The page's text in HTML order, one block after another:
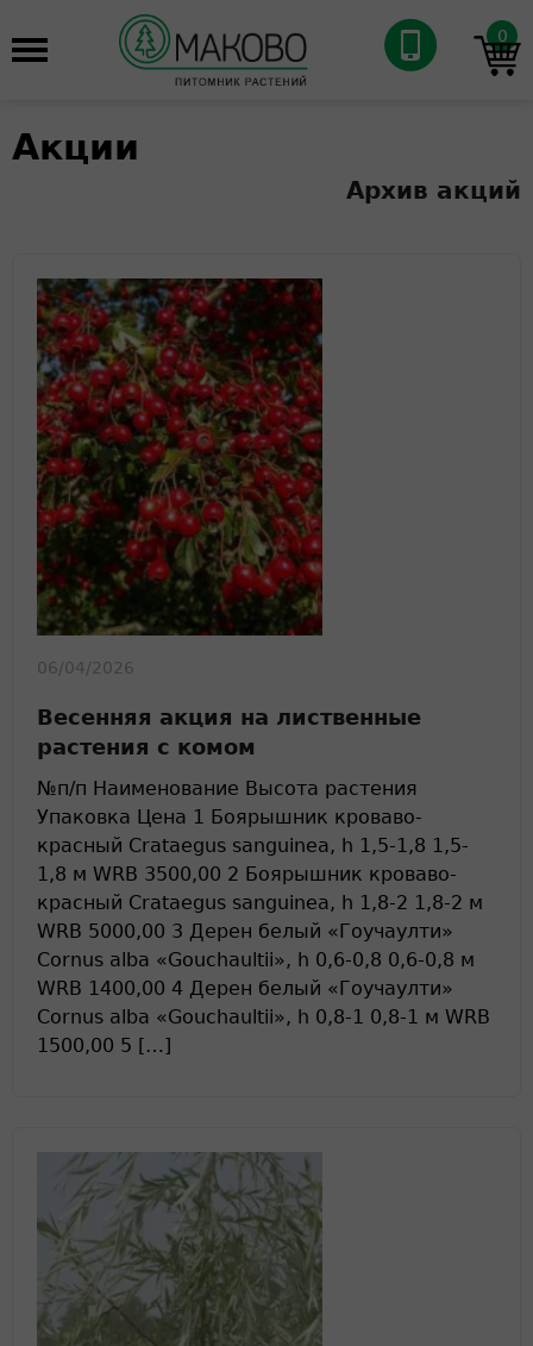
0
Акции
Архив акций
06/04/2026
Весенняя акция на лиственные
растения с комом
№п/п Наименование Высота растения
Упаковка Цена 1 Боярышник кроваво-
красный Crataegus sanguinea, h 1,5-1,8 1,5-
1,8 м WRB 3500,00 2 Боярышник кроваво-
красный Crataegus sanguinea, h 1,8-2 1,8-2 м
WRB 5000,00 3 Дерен белый «Гоучаулти»
Cornus alba «Gouchaultii», h 0,6-0,8 0,6-0,8 м
WRB 1400,00 4 Дерен белый «Гоучаулти»
Cornus alba «Gouchaultii», h 0,8-1 0,8-1 м WRB
1500,00 5 […]